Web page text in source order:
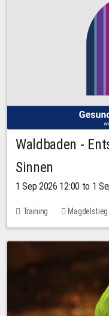
Waldbaden -
Sinnen
1 Sep 2026 12:00 to 1
Training Magdelstieg